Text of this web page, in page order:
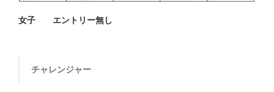
女子 エントリー無し
チャレンジャー